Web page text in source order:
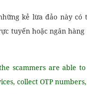
kẻ lừa đảo này
tuyến hoặc ngân
scammers are able
collect OTP